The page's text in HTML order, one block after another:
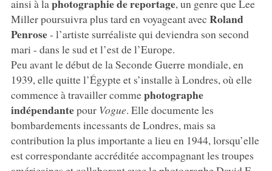
ainsi à la photographie de reportage, un genre que Lee
Miller poursuivra plus tard en voyageant avec Roland
Penrose- l’artiste surréaliste qui deviendra son second
mari - dans le sud et l’est de l’Europe.
Peu avant le début de la Seconde Guerre mondiale, en
1939, elle quitte l’Égypte et s’installe à Londres, où elle
commence à travailler commephotographe
indépendantepour Vogue. Elle documente les
bombardements incessants de Londres, mais sa
contribution la plus importante a lieu en 1944, lorsqu’elle
est correspondante accréditée accompagnant les troupes